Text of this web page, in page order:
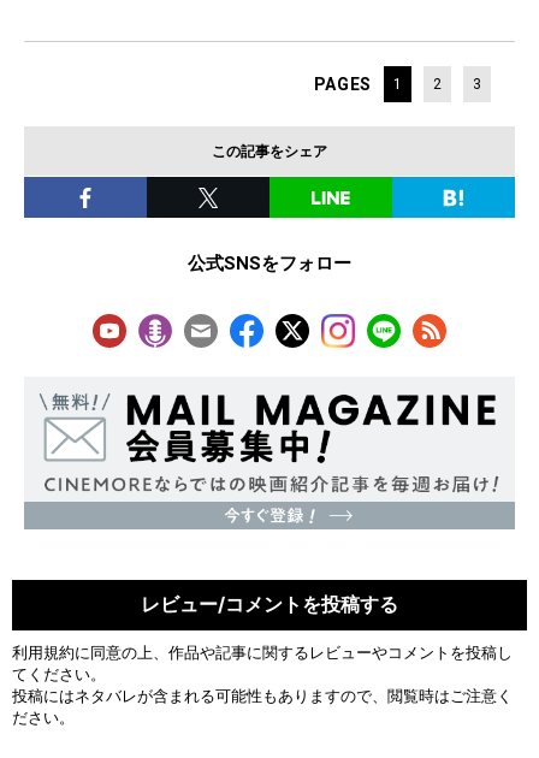
PAGES 1 2 3
この記事をシェア
公式SNSをフォロー
レビュー/コメントを投稿する
利用規約に同意の上、作品や記事に関するレビューやコメントを投稿し
てください。
投稿にはネタバレが含まれる可能性もありますので、閲覧時はご注意く
ださい。